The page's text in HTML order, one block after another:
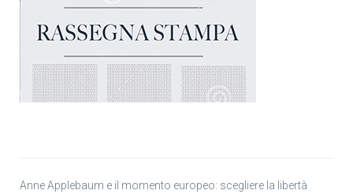
Anne Applebaum e il momento europeo: scegliere la libertà